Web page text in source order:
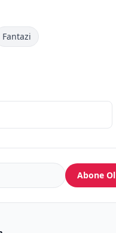
Fantazi
Abone Ol